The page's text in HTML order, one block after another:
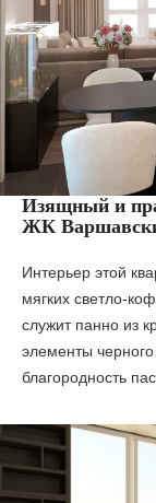
Изящный и
ЖК
Интерьер этой
мягких светло-
служит панно из
элементы
благородность